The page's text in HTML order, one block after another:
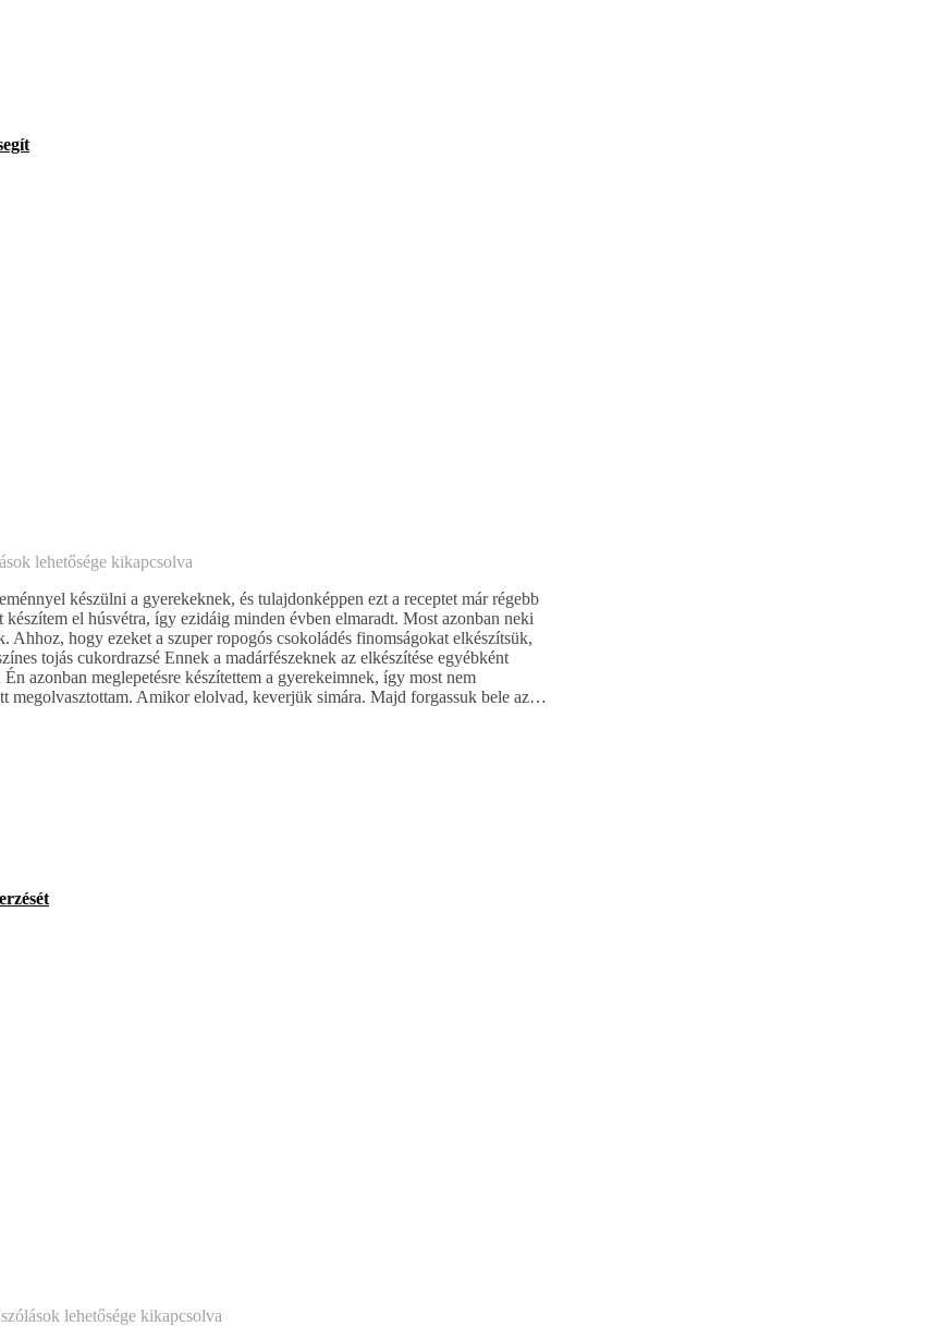
lehetősége kikapcsolva
készülni a gyerekeknek, és tulajdonképpen ezt a receptet már régebb
el húsvétra, így ezidáig minden évben elmaradt. Most azonban neki
Ahhoz, hogy ezeket a szuper ropogós csokoládés finomságokat elkészítsük,
tojás cukordrazsé Ennek a madárfészeknek az elkészítése egyébként
azonban meglepetésre készítettem a gyerekeimnek, így most nem
megolvasztottam. Amikor elolvad, keverjük simára. Majd forgassuk bele az…
lehetősége kikapcsolva